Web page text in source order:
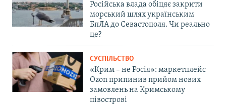
Російська влада обіцяє закрити
морський шлях українським
БпЛА до Севастополя. Чи реально
це?
СУСПІЛЬСТВО
«Крим – не Росія»: маркетплейс
Ozon припинив прийом нових
замовлень на Кримському
півострові